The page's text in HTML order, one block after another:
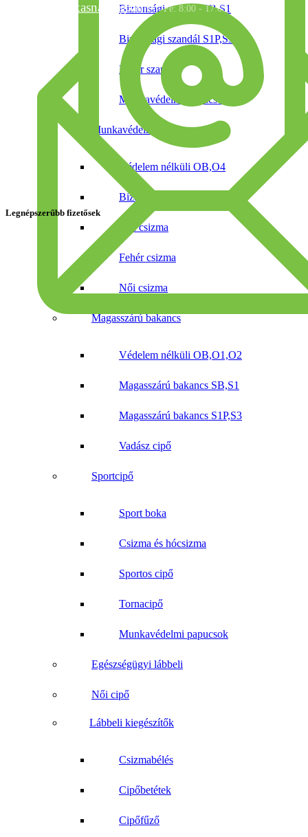
Biztonsági szandál SB,S1
Biztonsági szandál S1P,S3
Fehér szandál
Munkavédelmi papucsok
Munkavédelmi csizma
Védelem nélküli OB,O4
Biztonsági csizma S4,S5
Téli csizma
Fehér csizma
Női csizma
Magasszárú bakancs
Védelem nélküli OB,O1,O2
Magasszárú bakancs SB,S1
Magasszárú bakancs S1P,S3
Vadász cipő
Sportcipő
Sport boka
Csizma és hócsizma
Sportos cipő
Tornacipő
Munkavédelmi papucsok
Egészségügyi lábbeli
Női cipő
Lábbeli kiegészítők
Csizmabélés
Cipőbetétek
Cipőfűző
info@munkasnadrag.huHé - Pé: 8:00 - 17:00
Legnépszerűbb fizetősek